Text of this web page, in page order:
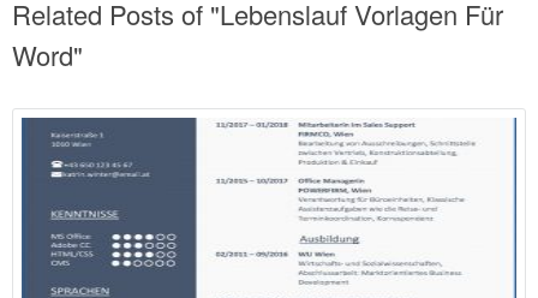
Related Posts of "Lebenslauf Vorlagen Für
Word"